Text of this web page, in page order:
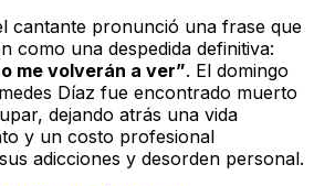
cantante pronunció una frase que
como una despedida definitiva:
me volverán a ver”. El domingo
Díaz fue encontrado muerto
dejando atrás una vida
y un costo profesional
adicciones y desorden personal.